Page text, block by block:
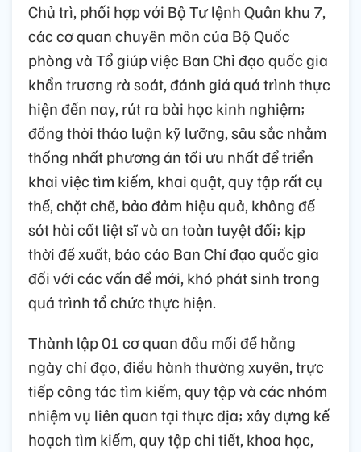
Chủ trì, phối hợp với Bộ Tư lệnh Quân khu 7,
các cơ quan chuyên môn của Bộ Quốc
phòng và Tổ giúp việc Ban Chỉ đạo quốc gia
khẩn trương rà soát, đánh giá quá trình thực
hiện đến nay, rút ra bài học kinh nghiệm;
đồng thời thảo luận kỹ lưỡng, sâu sắc nhằm
thống nhất phương án tối ưu nhất để triển
khai việc tìm kiếm, khai quật, quy tập rất cụ
thể, chặt chẽ, bảo đảm hiệu quả, không để
sót hài cốt liệt sĩ và an toàn tuyệt đối; kịp
thời đề xuất, báo cáo Ban Chỉ đạo quốc gia
đối với các vấn đề mới, khó phát sinh trong
quá trình tổ chức thực hiện.
Thành lập 01 cơ quan đầu mối để hằng
ngày chỉ đạo, điều hành thường xuyên, trực
tiếp công tác tìm kiếm, quy tập và các nhóm
nhiệm vụ liên quan tại thực địa; xây dựng kế
hoạch tìm kiếm, quy tập chi tiết, khoa học,